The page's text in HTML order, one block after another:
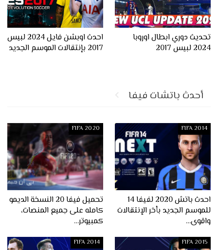
تحديث دوري ابطال اوروبا
2024 لبيس 2017
احدث اوبشن فايل 2024 لبيس
2017 بإنتقالات الموسم الجديد
أحدث باتشات فيفا
FIFA 2014
احدث باتش 2020 لفيفا 14
للموسم الجديد بأخر الإنتقالات
واقوى…
FIFA 2020
تحميل فيفا 20 النسخة الديمو
كامله على جميع المنصات،
كمبيوتر…
FIFA 2015
FIFA 2014